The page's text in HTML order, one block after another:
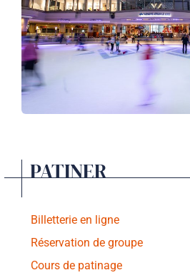
PATINER
Billetterie en ligne
Réservation de groupe
Cours de patinage